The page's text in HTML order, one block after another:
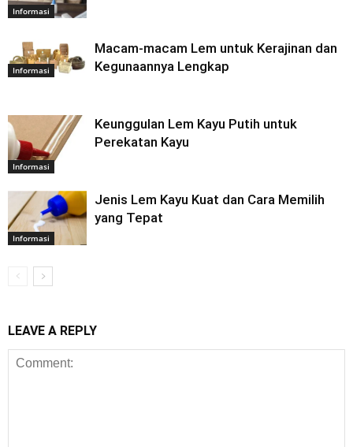
Informasi
Informasi
Macam-macam Lem untuk Kerajinan dan
Kegunaannya Lengkap
Informasi
Keunggulan Lem Kayu Putih untuk
Perekatan Kayu
Informasi
Jenis Lem Kayu Kuat dan Cara Memilih
yang Tepat
LEAVE A REPLY